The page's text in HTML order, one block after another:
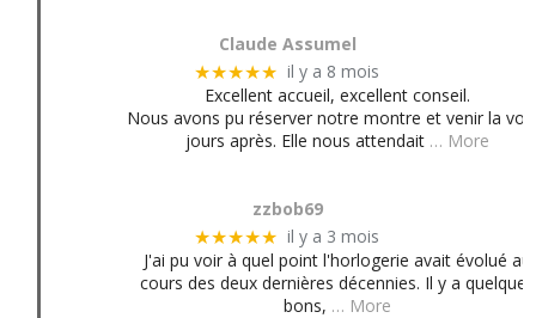
Claude Assumel
★★★★★ il y a 8 mois
Excellent accueil, excellent conseil.
Nous avons pu réserver notre montre et venir la
jours après. Elle nous attendait … More
zzbob69
★★★★★ il y a 3 mois
J'ai pu voir à quel point l'horlogerie avait évolué au
cours des deux dernières décennies. Il y a quelques
bons, … More